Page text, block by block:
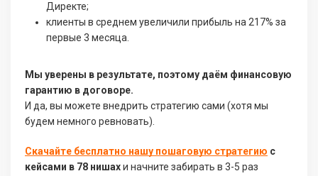
Директе;
клиенты в среднем увеличили прибыль на 217% за
первые 3 месяца.
Мы уверены в результате, поэтому даём финансовую
гарантию в договоре.
И да, вы можете внедрить стратегию сами (хотя мы
будем немного ревновать).
Скачайте бесплатно нашу пошаговую стратегию с
кейсами в 78 нишахи начните забирать в 3-5 раз